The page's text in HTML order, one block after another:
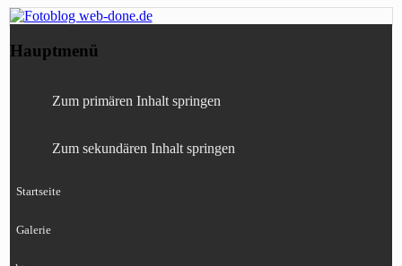
Fotoblog web-done.de
Canon, Nikon, Sony
Hauptmenü
Zum primären Inhalt springen
Zum sekundären Inhalt springen
Startseite
Galerie